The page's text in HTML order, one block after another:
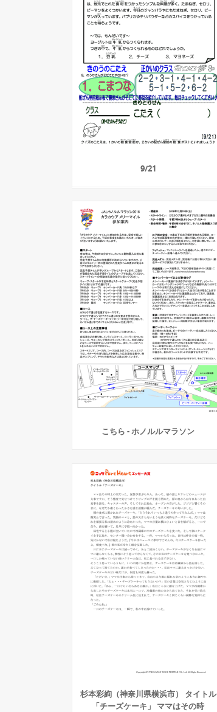
9/21
こちら - ホノルルマラソン
杉本彩絢（神奈川県横浜市） タイトル
「チーズケーキ」 ママはその時